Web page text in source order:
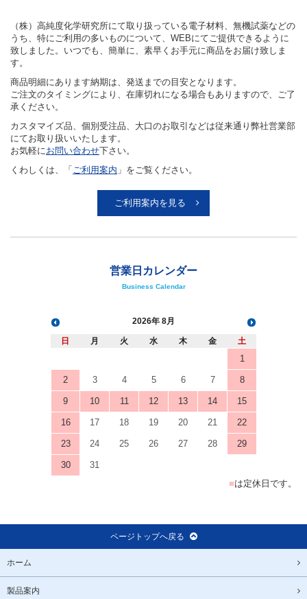
（株）高純度化学研究所にて取り扱っている電子材料、無機試薬などの
うち、特にご利用の多いものについて、WEBにてご提供できるように
致しました。いつでも、簡単に、素早くお手元に商品をお届け致しま
す。
商品明細にあります納期は、発送までの目安となります。
ご注文のタイミングにより、在庫切れになる場合もありますので、ご了
承ください。
カスタマイズ品、個別受注品、大口のお取引などは従来通り弊社営業部
にてお取り扱いいたします。
お気軽にお問い合わせ下さい。
くわしくは、「 ご利用案内 」をご覧ください。
ご利用案内を見る
営業日カレンダー
Business Calendar
2026 8月
日 月 火 水 木 金 土
1
2 3 4 5 6 7 8
9 10 11 12 13 14 15
16 17 18 19 20 21 22
23 24 25 26 27 28 29
30
31
■は定休日です。
ページトップへ戻る
ホーム
製品案内